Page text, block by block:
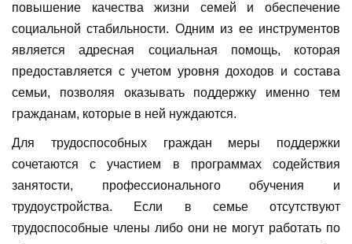
повышение качества жизни семей и обеспечение
социальной стабильности. Одним из ее инструментов
является адресная социальная помощь, которая
предоставляется с учетом уровня доходов и состава
семьи, позволяя оказывать поддержку именно тем
гражданам, которые в ней нуждаются.
Для трудоспособных граждан меры поддержки
сочетаются с участием в программах содействия
занятости, профессионального обучения и
трудоустройства. Если в семье отсутствуют
трудоспособные члены либо они не могут работать по